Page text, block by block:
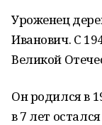
Уроженец
Иванович. С
Великой
Он родился в
в 7 лет